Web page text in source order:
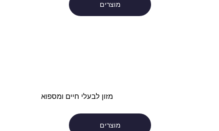
מוצרים
מזון לבעלי חיים ומספוא
מוצרים